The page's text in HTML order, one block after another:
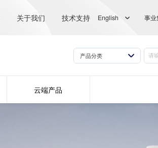
关于我们 技术支持 English 事
云端产品